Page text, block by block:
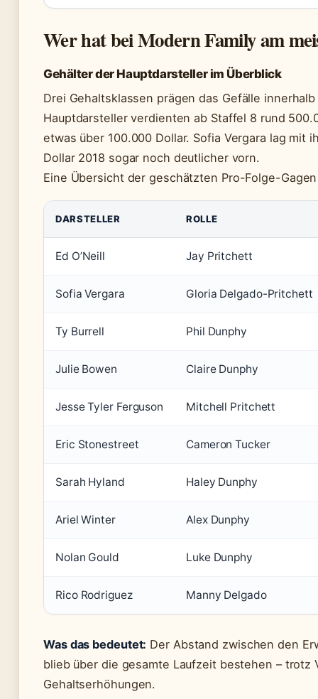
Wer hat bei Modern Family am
Gehälter der Hauptdarsteller im Überblick
Drei Gehaltsklassen prägen das Gefälle
Hauptdarsteller verdienten ab Staffel 8 rund
etwas über 100.000 Dollar. Sofia Vergara lag mit
Dollar 2018 sogar noch deutlicher vorn.
Eine Übersicht der geschätzten Pro-Folge-
DARSTELLER ROLLE
Ed O’Neill Jay Pritchett
Sofia Vergara Gloria Delgado-Pritchett
Ty Burrell Phil Dunphy
Julie Bowen Claire Dunphy
Jesse Tyler Ferguson Mitchell Pritchett
Eric Stonestreet Cameron Tucker
Sarah Hyland Haley Dunphy
Ariel Winter Alex Dunphy
Nolan Gould Luke Dunphy
Rico Rodriguez Manny Delgado
Was das bedeutet: Der Abstand zwischen den
blieb über die gesamte Laufzeit bestehen – trotz
Gehaltserhöhungen.